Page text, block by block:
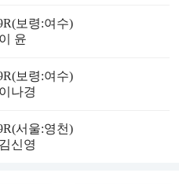
보령:여수)
윤
보령:여수)
나경
서울:영천)
신영